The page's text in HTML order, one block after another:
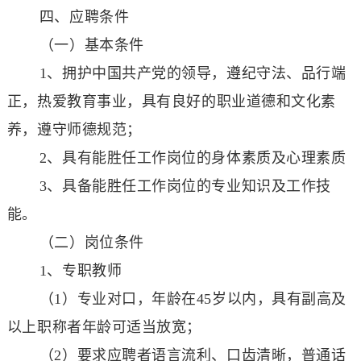
四、应聘条件
（一）基本条件
1、拥护中国共产党的领导，遵纪守法、品行端
正，热爱教育事业，具有良好的职业道德和文化素
养，遵守师德规范；
2、具有能胜任工作岗位的身体素质及心理素质
3、具备能胜任工作岗位的专业知识及工作技
能。
（二）岗位条件
1、专职教师
（1）专业对口，年龄在45岁以内，具有副高及
以上职称者年龄可适当放宽；
（2）要求应聘者语言流利、口齿清晰，普通话